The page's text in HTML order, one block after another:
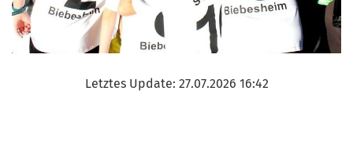
Letztes Update: 27.07.2026 16:42